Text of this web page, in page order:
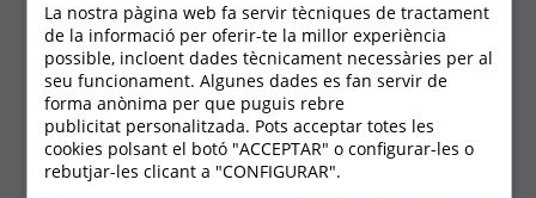
La nostra pàgina web fa servir tècniques de tractament
de la informació per oferir-te la millor experiència
possible, incloent dades tècnicament necessàries per al
seu funcionament. Algunes dades es fan servir de
forma anònima per que puguis rebre
publicitat personalitzada. Pots acceptar totes les
cookies polsant el botó "ACCEPTAR" o configurar-les o
rebutjar-les clicant a "CONFIGURAR".